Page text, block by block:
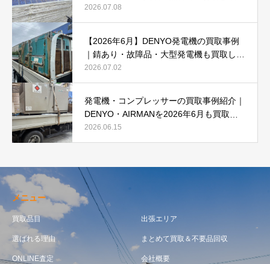
強化中です(^^♪
2026.07.08
【2026年6月】DENYO発電機の買取事例
｜錆あり・故障品・大型発電機も買取しま
した
2026.07.02
発電機・コンプレッサーの買取事例紹介｜
DENYO・AIRMANを2026年6月も買取強
化中
2026.06.15
メニュー
買取品目 出張エリア
選ばれる理由 まとめて買取＆不要品回収
ONLINE査定 会社概要